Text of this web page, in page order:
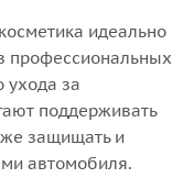
идеально
профессиональных
ухода за
поддерживать
защищать и
автомобиля.